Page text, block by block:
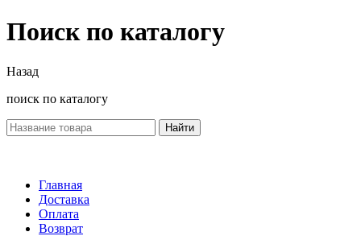
Поиск по каталогу
Назад
поиск по каталогу
Найти
Главная
Доставка
Оплата
Возврат